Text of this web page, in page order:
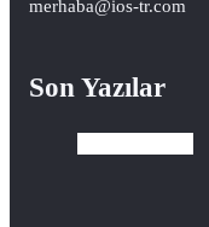
merhaba@ios-tr.com
Son Yazılar